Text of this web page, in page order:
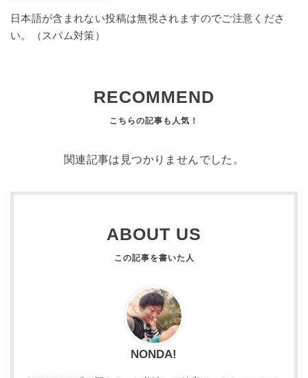
日本語が含まれない投稿は無視されますのでご注意くださ
い。（スパム対策）
RECOMMEND
関連記事は見つかりませんでした。
ABOUT US
NONDA!